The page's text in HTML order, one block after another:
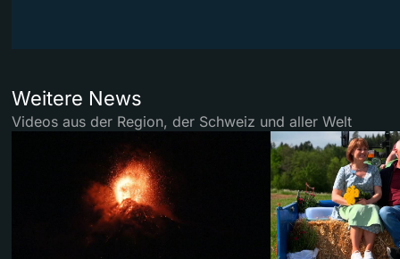
Weitere News
Videos aus der Region, der Schweiz und aller Welt